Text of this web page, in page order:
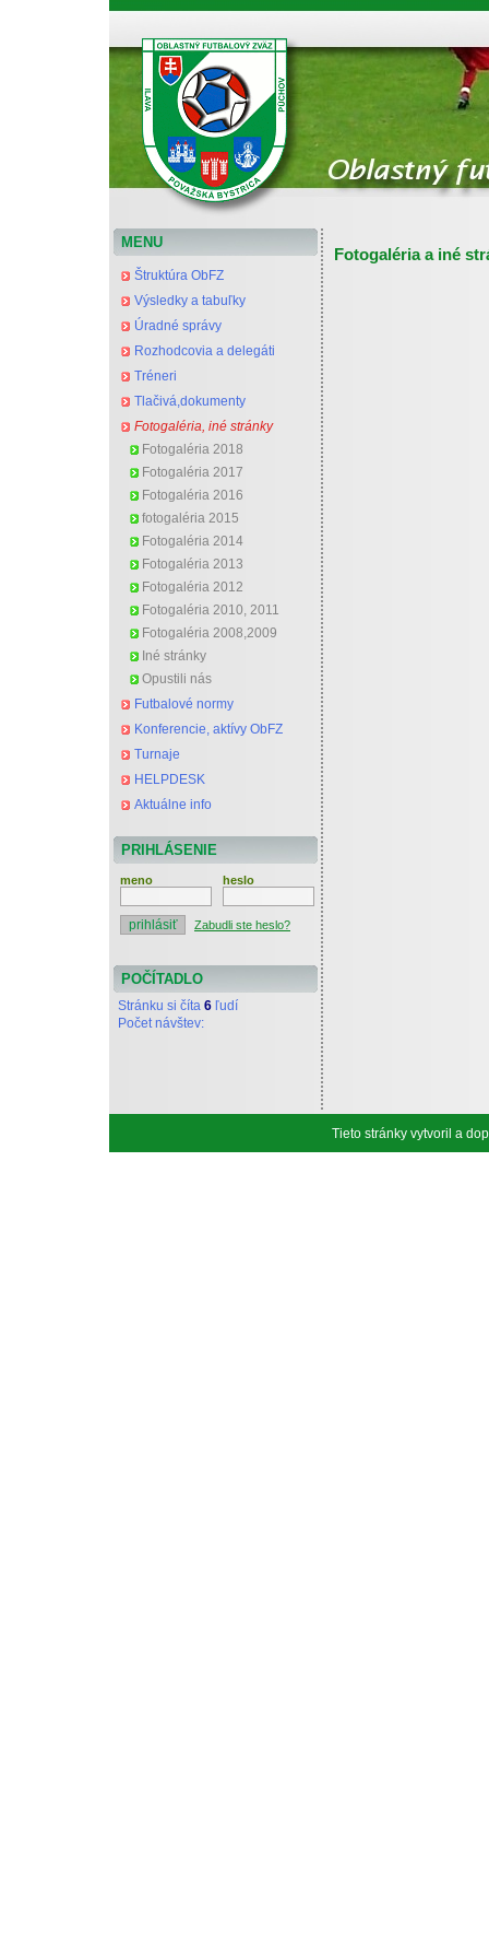
MENU
Štruktúra ObFZ
Výsledky a tabuľky
Úradné správy
Rozhodcovia a delegáti
Tréneri
Tlačivá,dokumenty
Fotogaléria, iné stránky
Fotogaléria 2018
Fotogaléria 2017
Fotogaléria 2016
fotogaléria 2015
Fotogaléria 2014
Fotogaléria 2013
Fotogaléria 2012
Fotogaléria 2010, 2011
Fotogaléria 2008,2009
Iné stránky
Opustili nás
Futbalové normy
Konferencie, aktívy ObFZ
Turnaje
HELPDESK
Aktuálne info
PRIHLÁSENIE
meno heslo
Zabudli ste heslo?
POČÍTADLO
Stránku si číta 6 ľudí
Počet návštev:
Fotogaléria a iné
Tieto stránky vytvoril a